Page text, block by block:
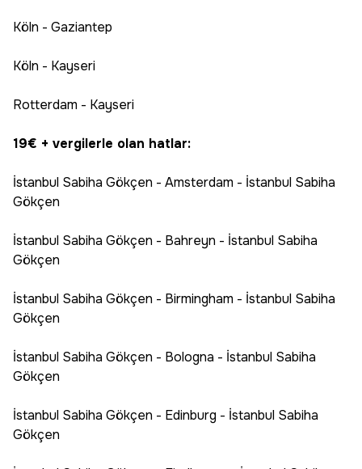
Köln - Gaziantep
Köln - Kayseri
Rotterdam - Kayseri
19€ + vergilerle olan hatlar:
İstanbul Sabiha Gökçen - Amsterdam - İstanbul Sabiha
Gökçen
İstanbul Sabiha Gökçen - Bahreyn - İstanbul Sabiha
Gökçen
İstanbul Sabiha Gökçen - Birmingham - İstanbul Sabiha
Gökçen
İstanbul Sabiha Gökçen - Bologna - İstanbul Sabiha
Gökçen
İstanbul Sabiha Gökçen - Edinburg - İstanbul Sabiha
Gökçen